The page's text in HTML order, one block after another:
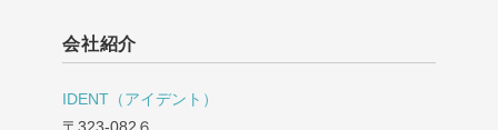
会社紹介
IDENT（アイデント）